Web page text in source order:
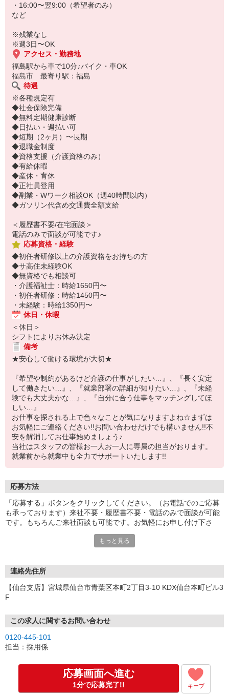
・16:00〜翌9:00（希望者のみ）
など
※残業なし
※週3日〜OK
アクセス・勤務地
福島駅から車で10分♪バイク・車OK
福島市 最寄り駅：福島
待遇
※各種規定有
◆社会保険完備
◆無料定期健康診断
◆日払い・週払い可
◆短期（2ヶ月）〜長期
◆退職金制度
◆資格支援（介護資格のみ）
◆有給休暇
◆産休・育休
◆正社員登用
◆副業・Wワーク相談OK（週40時間以内）
◆ガソリン代含め交通費全額支給
＜履歴書不要/在宅面談＞
電話のみで面談が可能です♪
応募資格・経験
◆初任者研修以上の介護資格をお持ちの方
◆サ高住未経験OK
◆無資格でも相談可
・介護福祉士：時給1650円〜
・初任者研修：時給1450円〜
・未経験：時給1350円〜
休日・休暇
＜休日＞
シフトによりお休み決定
備考
★安心して働ける環境が大切★
『希望や制約があるけど介護の仕事がしたい…』、『長く安定
して働きたい…』、『就業部署の詳細が知りたい…』、『未経
験でも大丈夫かな…』、『自分に合う仕事をマッチングしてほ
しい…』
お仕事を探される上で色々なことが気になりますよね☆まずは
お気軽にご連絡ください!!お問い合わせだけでも構いません!!不
安を解消してお仕事始めましょう♪
当社はスタッフの皆様お一人お一人に専属の担当がおります。
就業前から就業中も全力でサポートいたします!!
応募方法
「応募する」ボタンをクリックしてください。（お電話でのご応募
も承っております）来社不要・履歴書不要・電話のみで面談が可能
です。もちろんご来社面談も可能です。お気軽にお申し付け下さ
もっと見る
連絡先住所
【仙台支店】宮城県仙台市青葉区本町2丁目3-10 KDX仙台本町ビル3
F
この求人に関するお問い合わせ
0120-445-101
担当：採用係
応募画面へ進む
1分で応募完了!! キープ